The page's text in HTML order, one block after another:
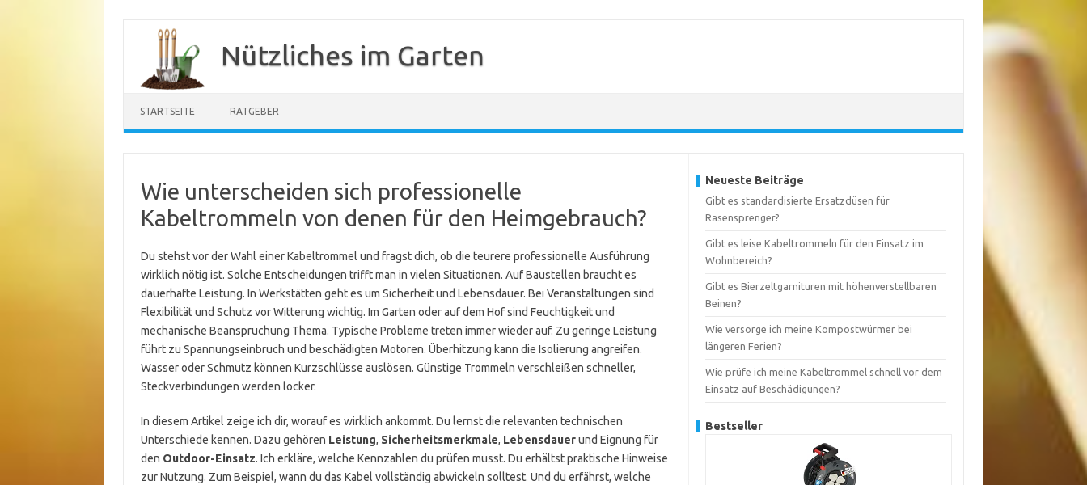
springen
Nützliches im Garten
STARTSEITE RATGEBER
Wie unterscheiden sich professionelle
Kabeltrommeln von denen für den Heimgebrauch?
Du stehst vor der Wahl einer Kabeltrommel und fragst dich, ob die teurere professionelle Ausführung
wirklich nötig ist. Solche Entscheidungen trifft man in vielen Situationen. Auf Baustellen braucht es
dauerhafte Leistung. In Werkstätten geht es um Sicherheit und Lebensdauer. Bei Veranstaltungen sind
Flexibilität und Schutz vor Witterung wichtig. Im Garten oder auf dem Hof sind Feuchtigkeit und
mechanische Beanspruchung Thema. Typische Probleme treten immer wieder auf. Zu geringe Leistung
führt zu Spannungseinbruch und beschädigten Motoren. Überhitzung kann die Isolierung angreifen.
Wasser oder Schmutz können Kurzschlüsse auslösen. Günstige Trommeln verschleißen schneller,
Steckverbindungen werden locker.
In diesem Artikel zeige ich dir, worauf es wirklich ankommt. Du lernst die relevanten technischen
Unterschiede kennen. Dazu gehören Leistung, Sicherheitsmerkmale, Lebensdauerund Eignung für
den Outdoor-Einsatz. Ich erkläre, welche Kennzahlen du prüfen musst. Du erhältst praktische Hinweise
zur Nutzung. Zum Beispiel, wann du das Kabel vollständig abwickeln solltest. Und du erfährst, welche
Neueste Beiträge
Gibt es standardisierte Ersatzdüsen für
Rasensprenger?
Gibt es leise Kabeltrommeln für den Einsatz im
Wohnbereich?
Gibt es Bierzeltgarnituren mit höhenverstellbaren
Beinen?
Wie versorge ich meine Kompostwürmer bei
längeren Ferien?
Wie prüfe ich meine Kabeltrommel schnell vor dem
Einsatz auf Beschädigungen?
Bestseller